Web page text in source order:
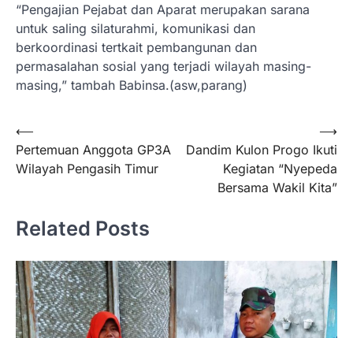
“Pengajian Pejabat dan Aparat merupakan sarana
untuk saling silaturahmi, komunikasi dan
berkoordinasi tertkait pembangunan dan
permasalahan sosial yang terjadi wilayah masing-
masing,” tambah Babinsa.(asw,parang)
Navigasi
pos
⟵
Pertemuan Anggota GP3A
Wilayah Pengasih Timur
Dandim Kulon Progo Ikuti
Kegiatan “Nyepeda
Bersama Wakil Kita”
⟶
Related Posts